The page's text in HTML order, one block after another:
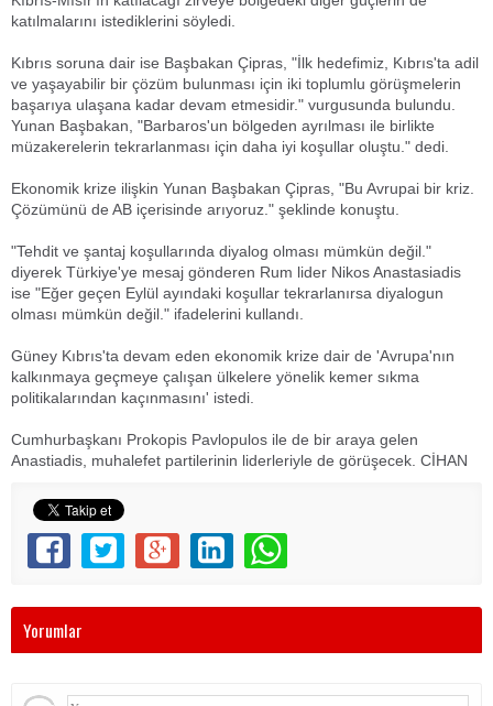
katılmalarını istediklerini söyledi.
Kıbrıs soruna dair ise Başbakan Çipras, "İlk hedefimiz, Kıbrıs'ta adil
ve yaşayabilir bir çözüm bulunması için iki toplumlu görüşmelerin
başarıya ulaşana kadar devam etmesidir." vurgusunda bulundu.
Yunan Başbakan, "Barbaros'un bölgeden ayrılması ile birlikte
müzakerelerin tekrarlanması için daha iyi koşullar oluştu." dedi.
Ekonomik krize ilişkin Yunan Başbakan Çipras, "Bu Avrupai bir kriz.
Çözümünü de AB içerisinde arıyoruz." şeklinde konuştu.
"Tehdit ve şantaj koşullarında diyalog olması mümkün değil."
diyerek Türkiye'ye mesaj gönderen Rum lider Nikos Anastasiadis
ise "Eğer geçen Eylül ayındaki koşullar tekrarlanırsa diyalogun
olması mümkün değil." ifadelerini kullandı.
Güney Kıbrıs'ta devam eden ekonomik krize dair de 'Avrupa'nın
kalkınmaya geçmeye çalışan ülkelere yönelik kemer sıkma
politikalarından kaçınmasını' istedi.
Cumhurbaşkanı Prokopis Pavlopulos ile de bir araya gelen
Anastiadis, muhalefet partilerinin liderleriyle de görüşecek. CİHAN
Yorumlar